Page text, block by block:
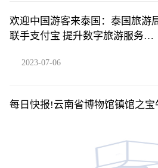
欢迎中国游客来泰国：泰国旅游
联手支付宝 提升数字旅游服务体
2023-07-06
每日快报!云南省博物馆镇馆之宝